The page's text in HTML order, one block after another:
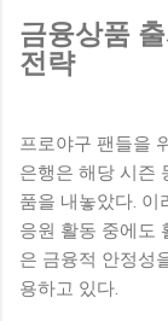
금융상품
전략
프로야구 팬들을
은행은 해당 시즌
품을 내놓았다.
응원 활동 중에도
은 금융적 안정성
용하고 있다.